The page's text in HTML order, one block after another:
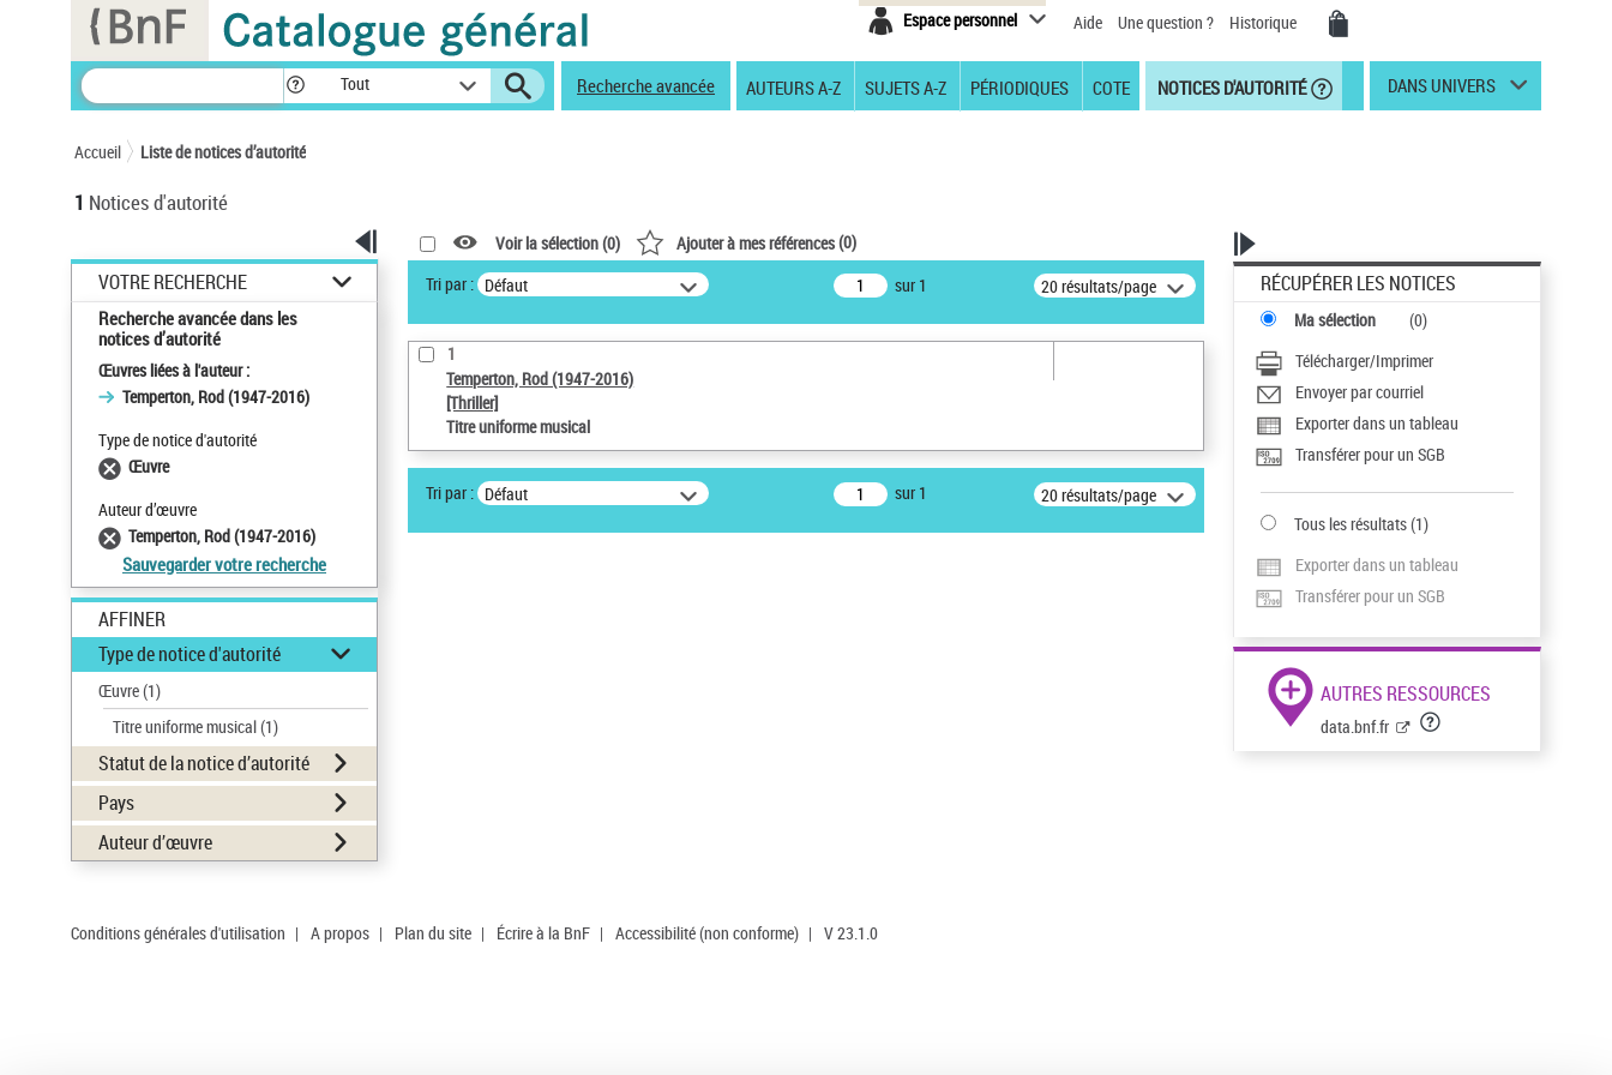
Espace personnel Aide Une question ? Historique
Tout Recherche avancée AUTEURS A-Z SUJETS A-Z PÉRIODIQUES COTE NOTICES D'AUTORITÉ DANS UNIVERS
Accueil Liste de notices d’autorité
1 Notices d'autorité
VOTRE RECHERCHE
Recherche avancée dans les
notices d’autorité
Œuvres liées à l'auteur :
Temperton, Rod (1947-2016)
Type de notice d'autorité
Œuvre
Auteur d’œuvre
Temperton, Rod (1947-2016)
Sauvegarder votre recherche
AFFINER
Type de notice d'autorité
Œuvre(1)
Titre uniforme musical(1)
Statut de la notice d’autorité
Pays
Auteur d’œuvre
Voir la sélection (0) Ajouter à mes références(0)
Tri par : Défaut sur 1 20 résultats/page
1
Temperton, Rod (1947-2016)
[Thriller]
Titre uniforme musical
Tri par : Défaut sur 1 20 résultats/page
RÉCUPÉRER LES NOTICES
Ma sélection (0)
Télécharger/Imprimer
Envoyer par courriel
Exporter dans un tableau
Transférer pour un SGB
Tous les résultats(1)
Exporter dans un tableau
Transférer pour un SGB
AUTRES RESSOURCES
data.bnf.fr
Conditions générales d'utilisation | A propos | Plan du site | Écrire à la BnF | Accessibilité (non conforme) | V 23.1.0
Panneau de gestion des cookies